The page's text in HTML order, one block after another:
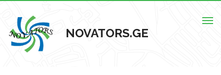
NOVATORS.GE